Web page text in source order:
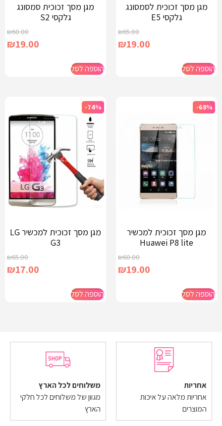
מגן מסך זכוכית לסמסונג
גלקסי E5
₪65.00
₪19.00
הוספה לסל
מגן מסך זכוכית סמסונג
גלקסי S2
₪60.00
₪19.00
הוספה לסל
-68%
מגן מסך זכוכית למכשיר
Huawei P8 lite
₪60.00
₪19.00
הוספה לסל
-74%
מגן מסך זכוכית למכשיר LG
G3
₪65.00
₪17.00
הוספה לסל
אחריות
אחריות מלאה על איכות
המוצרים
משלוחים לכל הארץ
מגוון של משלוחים לכל חלקי
הארץ